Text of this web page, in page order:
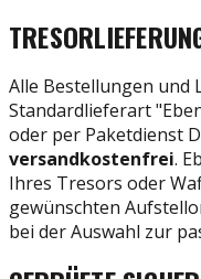
Alle Bestellungen
Standardlieferart
oder per Paketdienst
versandkostenfrei.
Ihres Tresors oder
gewünschten
bei der Auswahl zur